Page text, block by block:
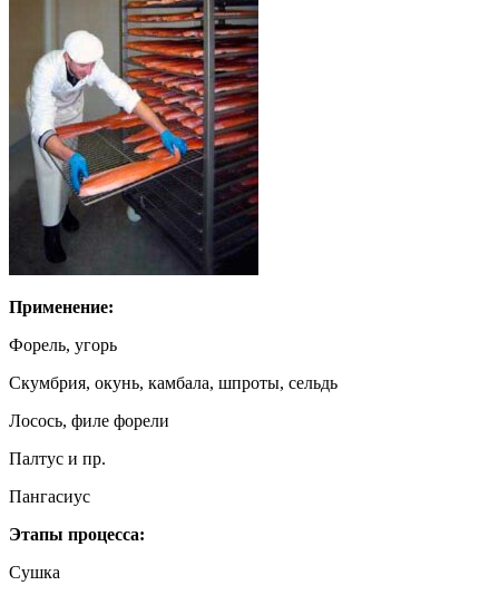
Применение:
Форель, угорь
Скумбрия, окунь, камбала, шпроты, сельдь
Лосось, филе форели
Палтус и пр.
Пангасиус
Этапы процесса:
Сушка